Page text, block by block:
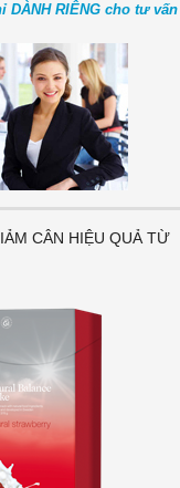
DÀNH RIÊNG cho tư vấn
CÂN HIỆU QUẢ TỪ